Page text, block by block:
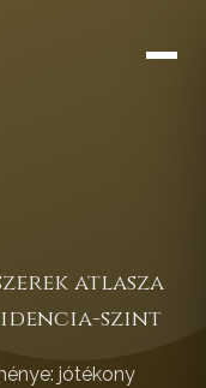
atlasza
szint
jótékony